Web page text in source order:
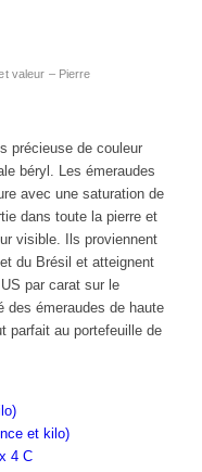
valeur – Pierre
précieuse de couleur
béryl. Les émeraudes
avec une saturation de
dans toute la pierre et
visible. Ils proviennent
du Brésil et atteignent
par carat sur le
des émeraudes de haute
parfait au portefeuille de
et kilo)
4 C